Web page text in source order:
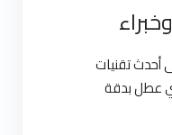
أحدث تقنيات
عطل بدقة